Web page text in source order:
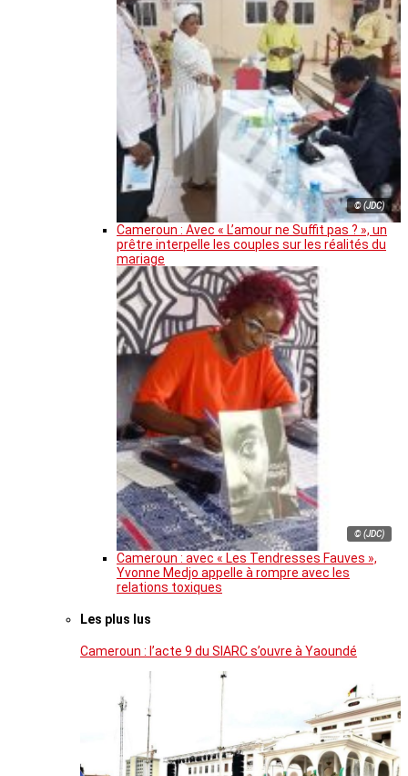
© (JDC)
Cameroun : Avec « L’amour ne Suffit pas ? », un
prêtre interpelle les couples sur les réalités du
mariage
© (JDC)
Cameroun : avec « Les Tendresses Fauves »,
Yvonne Medjo appelle à rompre avec les
relations toxiques
Les plus lus
Cameroun : l’acte 9 du SIARC s’ouvre à Yaoundé